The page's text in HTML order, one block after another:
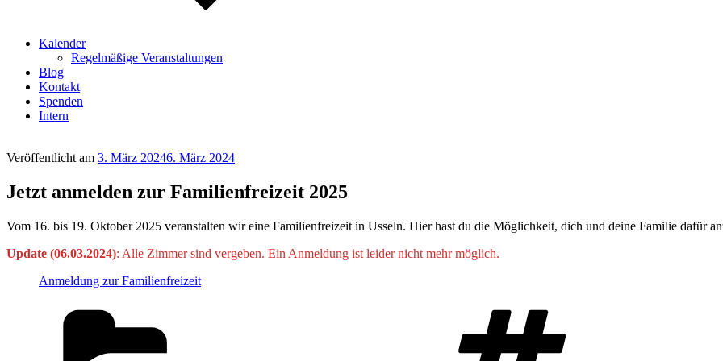
Kalender
Regelmäßige Veranstaltungen
Blog
Kontakt
Spenden
Intern
Veröffentlicht am 3. März 20246. März 2024
Jetzt anmelden zur Familienfreizeit 2025
Vom 16. bis 19. Oktober 2025 veranstalten wir eine Familienfreizeit in Usseln. Hier hast du die Möglichkeit, dich und deine Familie dafür
Update (06.03.2024): Alle Zimmer sind vergeben. Ein Anmeldung ist leider nicht mehr möglich.
Anmeldung zur Familienfreizeit